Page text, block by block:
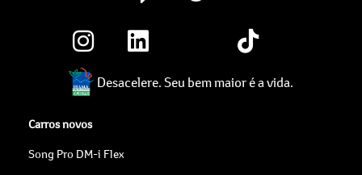
Desacelere. Seu bem maior é a vida.
Carros novos
Song Pro DM-i Flex